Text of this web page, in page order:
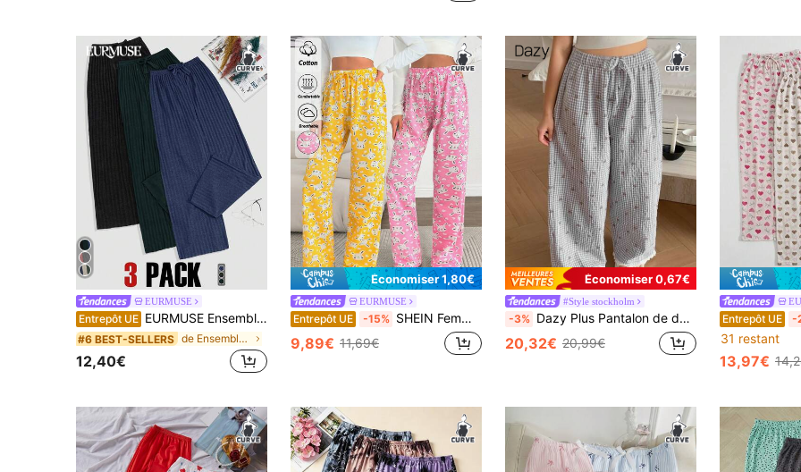
EURMUSE
Entrepôt UE EURMUSE Ensemble de 3 pièces en tricot 100% coton pour grandes tailles
#6 BEST-SELLERS de Ensemble de 3 pièces Bas de pyjama grande taill
12,40€
Économiser 1,80€
EURMUSE
Entrepôt UE -15% SHEIN Femmes GRANDE TAILLE Ensemble de vêtements de nuit en coton 2 pièces avec détail de cordon factice, motif mignon de lapin, bas de pyjama long
9,89€ 11,69€
Économiser 0,67€
#Style stockholm
-3% Dazy Plus Pantalon de détente à taille élastique avec motif à carreaux pour femmes grandes tailles, convient pour toutes les saisons, pyjama, automne, hiver
20,32€ 20,99€
Entrepôt UE -
31 restant
13,97€